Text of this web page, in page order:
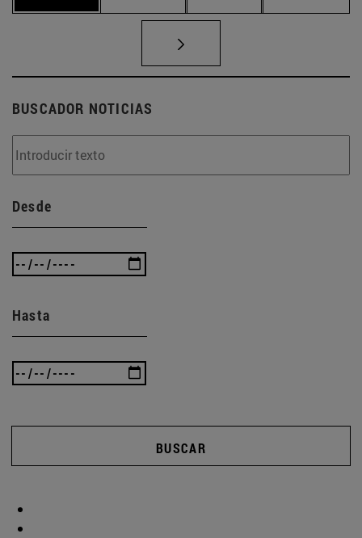
BUSCADOR NOTICIAS
Desde
Hasta
BUSCAR